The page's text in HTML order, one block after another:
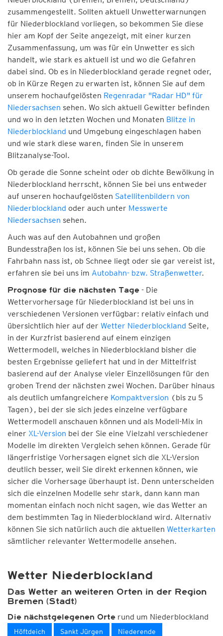
zusammengestellt. Sollten aktuell Unwetterwarnungen
für Niederblockland vorliegen, so bekommen Sie diese
hier am Kopf der Seite angezeigt, mit einer kurzen
Zusammenfassung, um was für ein Unwetter es sich
handelt, wie stark es aktuell ist und wo die Gefahren
dabei sind. Ob es in Niederblockland gerade regnet oder,
ob in Kürze Regen zu erwarten ist, können Sie auf dem
unserem hochaufgelösten Regenradar "Radar HD" für
Niedersachsen sehen. Wo sich aktuell Gewitter befinden
und wo in den letzten Wochen und Monaten Blitze in
Niederblockland und Umgebung eingeschlagen haben
und wie stark diese waren, finden Sie in unserem
Blitzanalyse-Tool.
Ob gerade die Sonne scheint oder ob dichte Bewölkung in
Niederblockland herrscht, können Sie bei uns entweder
auf unseren hochaufgelösten Satellitenbildern von
Niederblockland oder auch unter Messwerte
Niedersachsen sehen.
Auch was auf den Autobahnen und großen
Bundesstraßen los ist, können Sie bei uns sehen. Ob die
Fahrbahn nass ist, ob Schnee liegt oder sie gar vereist ist,
erfahren sie bei uns im Autobahn- bzw. Straßenwetter.
Prognose für die nächsten Tage - Die
Wettervorhersage für Niederblockland ist bei uns in
verschiedenen Versionen verfügbar: relativ einfach und
übersichtlich hier auf der Wetter Niederblockland Seite,
in der Kurzfrist basierend auf einem einzigen
Wettermodell, welches in Niederblockland bisher die
besten Ergebnisse geliefert hat und in der Mittelfrist
basierend auf der Analyse vieler Einzellösungen für den
groben Trend der nächsten zwei Wochen. Darüber hinaus
als deutlich umfangreichere Kompaktversion (bis zu 5
Tagen), bei der sie sich jedes einzelne verfügbare
Wettermodell anschauen können und als Modell-Mix in
einer XL-Version bei der Sie eine Vielzahl verschiedener
Modelle im direkten Vergleich sehen können. Gerade für
längerfristige Vorhersagen eignet sich die XL-Version
deutlich besser, weil Sie direkt erkennen können, wie
sicher die Vorhersage überhaupt ist. Denn unterscheiden
sich die einzelnen Modelle sehr stark, dann kann man
momentan einfach noch nicht sagen, wie das Wetter an
dem bestimmten Tag in Niederblockland wird. Alternativ
können Sie sich natürlich auch die aktuellen Wetterkarten
sämtlicher relevanter Wettermodelle ansehen.
Wetter Niederblockland
Das Wetter an weiteren Orten in der Region
Bremen (Stadt)
Die nächstgelegenen Orte rund um Niederblockland
Höftdeich Sankt Jürgen Niederende